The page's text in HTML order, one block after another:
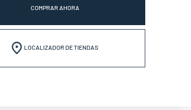
COMPRAR AHORA
LOCALIZADOR DE TIENDAS